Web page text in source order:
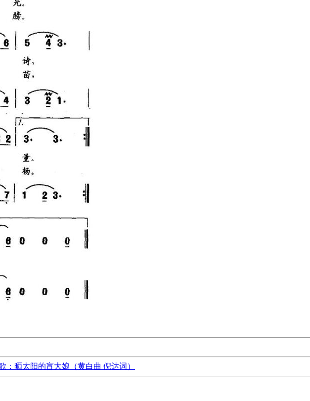
：晒太阳的盲大娘（黄白曲 倪达词）